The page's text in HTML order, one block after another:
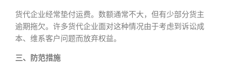
货代企业经常垫付运费。数额通常不大，但有少部分货主
逾期拖欠。许多货代企业面对这种情况由于考虑到诉讼成
本、维系客户问题而放弃权益。
三、防范措施